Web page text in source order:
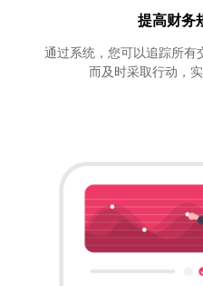
提高财务
通过系统，您可以追踪所有
而及时采取行动，